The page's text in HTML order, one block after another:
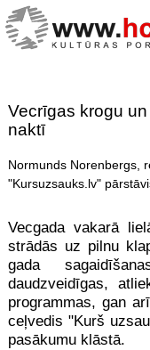
Vecrīgas krogu
naktī
Normunds Norenbergs,
"Kursuzsauks.lv"
Vecgada vakarā
strādās uz pilnu
gada
daudzveidīgas,
programmas, gan
ceļvedis "Kurš
pasākumu klāstā.